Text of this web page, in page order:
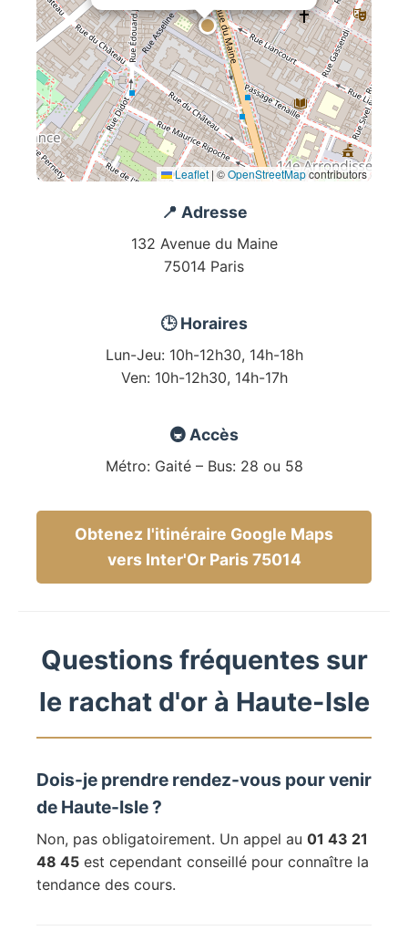
Leaflet | ©OpenStreetMapcontributors
📍 Adresse
132 Avenue du Maine
75014 Paris
🕒 Horaires
Lun-Jeu: 10h-12h30, 14h-18h
Ven: 10h-12h30, 14h-17h
🚇 Accès
Métro: Gaité – Bus: 28 ou 58
Obtenez l'itinéraire Google Maps
vers Inter'Or Paris 75014
Questions fréquentes sur
le rachat d'or à Haute-Isle
Dois-je prendre rendez-vous pour venir
de Haute-Isle ?
Non, pas obligatoirement. Un appel au 01 43 21
48 45 est cependant conseillé pour connaître la
tendance des cours.